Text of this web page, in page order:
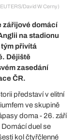
David W Cerny)
zářijové domácí
na stadionu
přivítá
Dějiště
zasedání
ČR.
představí v elitní
ve skupině
doma - 26. září
duel se
kol čtyřčlenné